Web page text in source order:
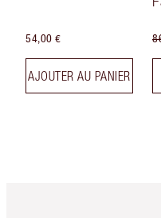
54,00 €
AJOUTER AU PANIER